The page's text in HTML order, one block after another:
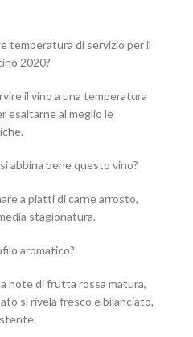
temperatura di servizio per il
2020?
il vino a una temperatura
esaltarne al meglio le
abbina bene questo vino?
a piatti di carne arrosto,
stagionatura.
aromatico?
note di frutta rossa matura,
si rivela fresco e bilanciato,